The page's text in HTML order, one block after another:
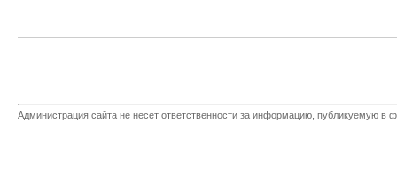
Администрация сайта не несет ответственности за информацию, публикуемую